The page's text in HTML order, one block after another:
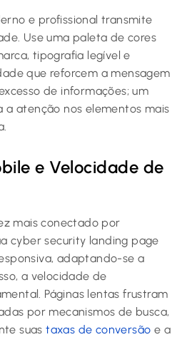
e profissional transmite
Use uma paleta de cores
tipografia legível e
que reforcem a mensagem
de informações; um
a atenção nos elementos mais
e Velocidade de
mais conectado por
cyber security landing page
adaptando-se a
a velocidade de
Páginas lentas frustram
por mecanismos de busca,
suastaxas de conversão e a